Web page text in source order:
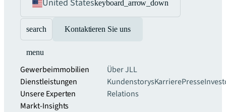
United Stateskeyboard_arrow_down
search Kontaktieren Sie uns
menu
Gewerbeimmobilien
Dienstleistungen
Unsere Experten
Markt-Insights
Über JLL
KundenstorysKarrierePresse
Relations